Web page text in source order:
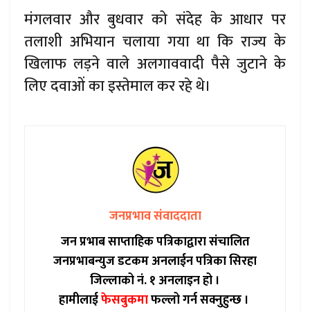
मंगलवार और बुधवार को संदेह के आधार पर
तलाशी अभियान चलाया गया था कि राज्य के
खिलाफ लड़ने वाले अलगाववादी पैसे जुटाने के
लिए दवाओं का इस्तेमाल कर रहे थे।
जनप्रभाव संवाददाता
जन प्रभाब साप्ताहिक पत्रिकाद्वारा संचालित
जनप्रभाबन्युज डटकम अनलाईन पत्रिका सिरहा
जिल्लाको नं. १ अनलाइन हो ।
हामीलाईफेसबुकमाफल्लो गर्न सक्नुहुन्छ ।